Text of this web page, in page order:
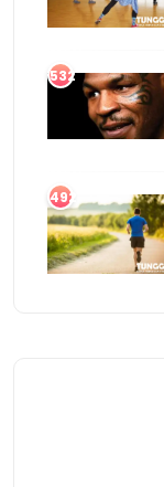
532
492